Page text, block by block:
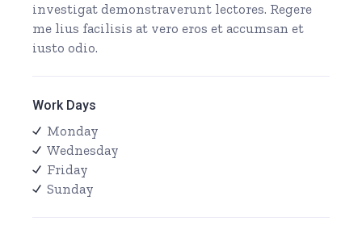
investigat demonstraverunt lectores. Regere
me lius facilisis at vero eros et accumsan et
iusto odio.
Work Days
Monday
Wednesday
Friday
Sunday